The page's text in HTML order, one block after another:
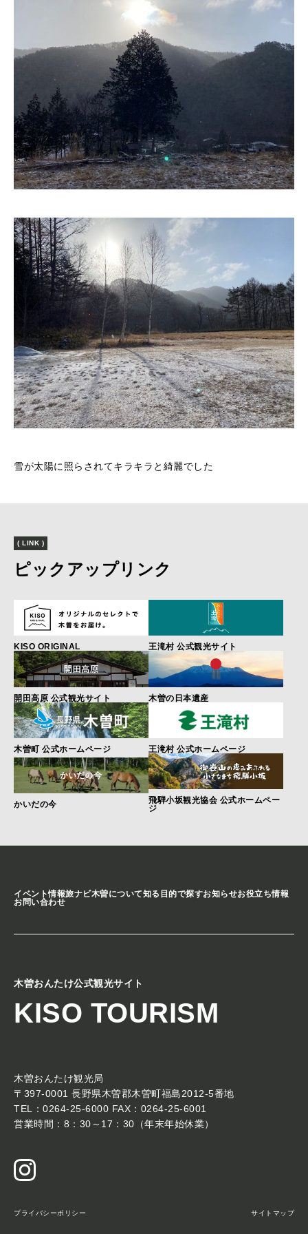
雪が太陽に照らされてキラキラと綺麗でした
( LINK )
ピックアップリンク
KISO ORIGINAL 王滝村 公式観光サイト
開田高原 公式観光サイト 木曽の日本遺産
木曽町 公式ホームページ 王滝村 公式ホームページ
かいだの今
飛騨小坂観光協会 公式ホームペー
ジ
イベント情報旅ナビ木曽について知る 目的で探すお知らせお役立ち情報
お問い合わせ
木曽おんたけ公式観光サイト
KISO TOURISM
木曽おんたけ観光局
〒397-0001 長野県木曽郡木曽町福島2012-5番地
TEL：0264-25-6000 FAX：0264-25-6001
営業時間：8：30～17：30（年末年始休業）
プライバシーポリシー サイトマップ